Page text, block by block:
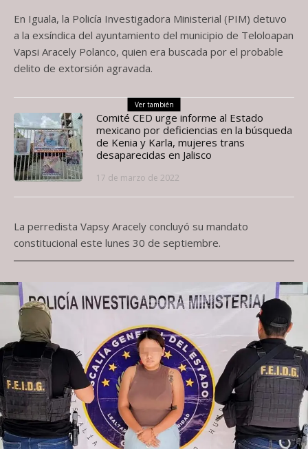
En Iguala, la Policía Investigadora Ministerial (PIM) detuvo
a la exsíndica del ayuntamiento del municipio de Teloloapan
Vapsi Aracely Polanco, quien era buscada por el probable
delito de extorsión agravada.
Ver también
Comité CED urge informe al Estado
mexicano por deficiencias en la búsqueda
de Kenia y Karla, mujeres trans
desaparecidas en Jalisco
17 de marzo de 2022
La perredista Vapsy Aracely concluyó su mandato
constitucional este lunes 30 de septiembre.